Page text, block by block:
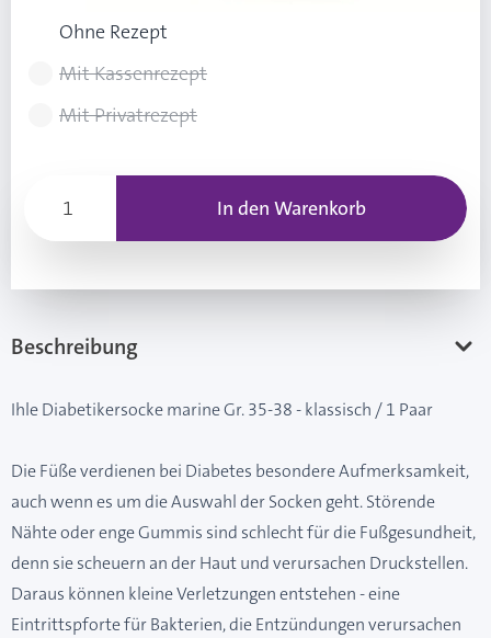
Ohne Rezept
Mit Kassenrezept
Mit Privatrezept
In den Warenkorb
Beschreibung
Ihle Diabetikersocke marine Gr. 35-38 - klassisch / 1 Paar
Die Füße verdienen bei Diabetes besondere Aufmerksamkeit,
auch wenn es um die Auswahl der Socken geht. Störende
Nähte oder enge Gummis sind schlecht für die Fußgesundheit,
denn sie scheuern an der Haut und verursachen Druckstellen.
Daraus können kleine Verletzungen entstehen - eine
Eintrittspforte für Bakterien, die Entzündungen verursachen